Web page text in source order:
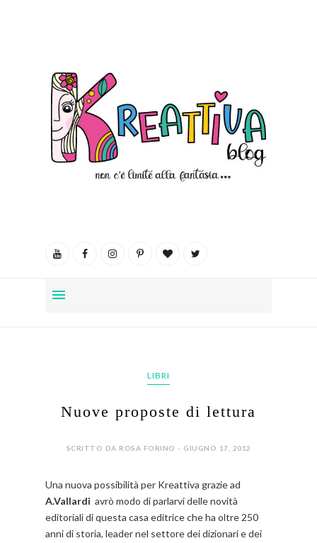
LIBRI
Nuove proposte di lettura
SCRITTO DA ROSA FORINO - GIUGNO 17, 2012
Una nuova possibilità per Kreattiva grazie ad
A.Vallardi avrò modo di parlarvi delle novità
editoriali di questa casa editrice che ha oltre 250
anni di storia, leader nel settore dei dizionari e dei